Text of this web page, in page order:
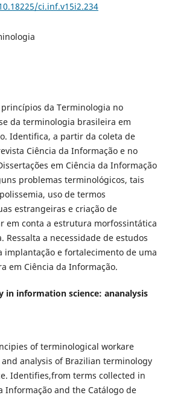
ci.inf.v15i2.234
da Terminologia no
da terminologia brasileira em
Identifica, a partir da coleta de
Ciência da Informação e no
em Ciência da Informação
problemas terminológicos, tais
uso de termos
estrangeiras e criação de
em conta a estrutura morfossintática
a necessidade de estudos
implantação e fortalecimento de uma
em Ciência da Informação.
in information science: ananalysis
of terminological workare
analysis of Brazilian terminology
Identifies,from terms collected in
Informação and the Catálogo de